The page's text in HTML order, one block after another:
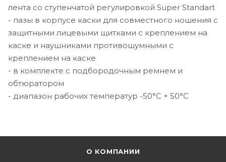
лента со ступенчатой регулировкой Super Standart
- пазы в корпусе каски для совместного ношения с
защитными лицевыми щитками с креплением на
каске и наушниками противошумными с
креплением на каске
- в комплекте с подбородочным ремнем и
обтюратором
- диапазон рабочих температур -50°C + 50°C
О КОМПАНИИ